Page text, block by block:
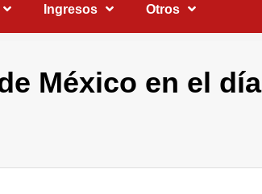
Ingresos Otros
México en el día